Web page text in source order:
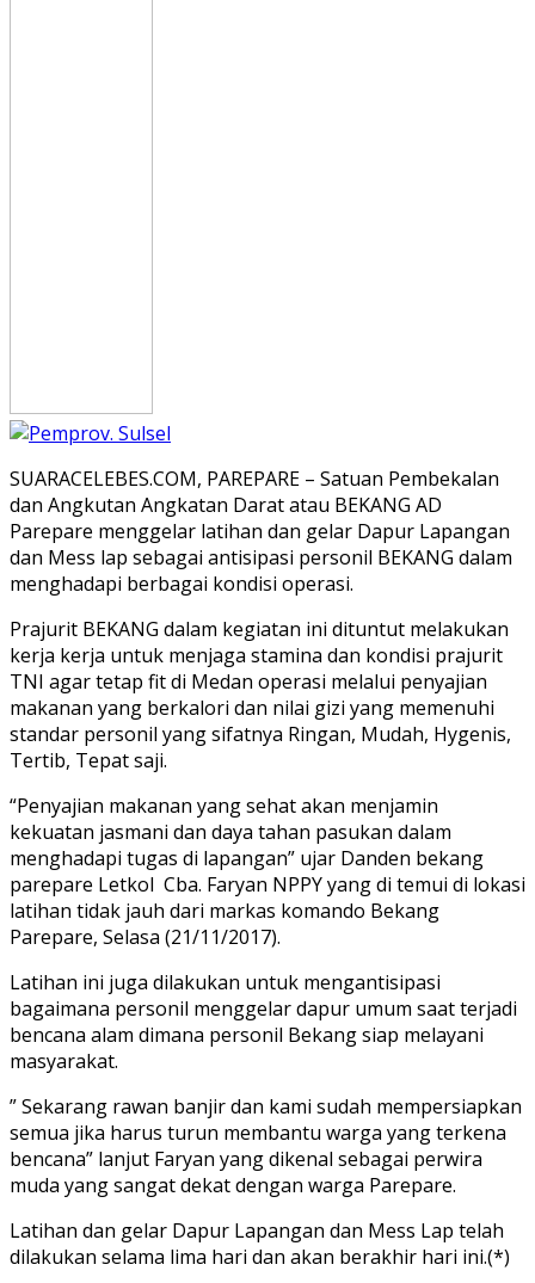
SUARACELEBES.COM, PAREPARE – Satuan Pembekalan
dan Angkutan Angkatan Darat atau BEKANG AD
Parepare menggelar latihan dan gelar Dapur Lapangan
dan Mess lap sebagai antisipasi personil BEKANG dalam
menghadapi berbagai kondisi operasi.
Prajurit BEKANG dalam kegiatan ini dituntut melakukan
kerja kerja untuk menjaga stamina dan kondisi prajurit
TNI agar tetap fit di Medan operasi melalui penyajian
makanan yang berkalori dan nilai gizi yang memenuhi
standar personil yang sifatnya Ringan, Mudah, Hygenis,
Tertib, Tepat saji.
“Penyajian makanan yang sehat akan menjamin
kekuatan jasmani dan daya tahan pasukan dalam
menghadapi tugas di lapangan” ujar Danden bekang
parepare Letkol Cba. Faryan NPPY yang di temui di lokasi
latihan tidak jauh dari markas komando Bekang
Parepare, Selasa (21/11/2017).
Latihan ini juga dilakukan untuk mengantisipasi
bagaimana personil menggelar dapur umum saat terjadi
bencana alam dimana personil Bekang siap melayani
masyarakat.
” Sekarang rawan banjir dan kami sudah mempersiapkan
semua jika harus turun membantu warga yang terkena
bencana” lanjut Faryan yang dikenal sebagai perwira
muda yang sangat dekat dengan warga Parepare.
Latihan dan gelar Dapur Lapangan dan Mess Lap telah
dilakukan selama lima hari dan akan berakhir hari ini.(*)